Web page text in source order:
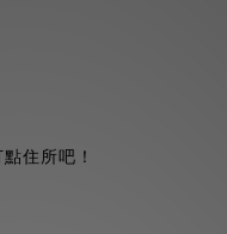
住所吧！